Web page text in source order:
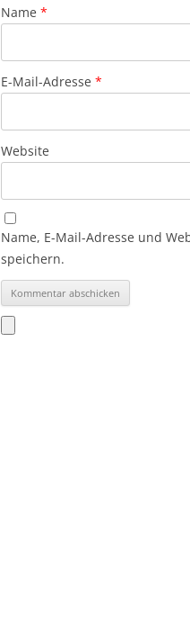
Name *
E-Mail-Adresse *
Website
Name, E-Mail-Adresse und
speichern.